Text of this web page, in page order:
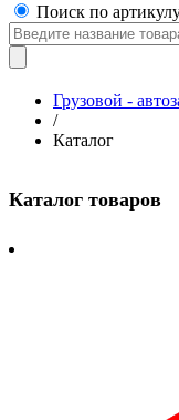
Поиск по
Грузовой -
/
Каталог
Каталог товаров